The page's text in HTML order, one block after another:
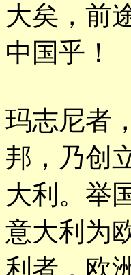
大矣，前
中国乎！
玛志尼者
邦，乃创
大利。举
意大利为
利者，欧